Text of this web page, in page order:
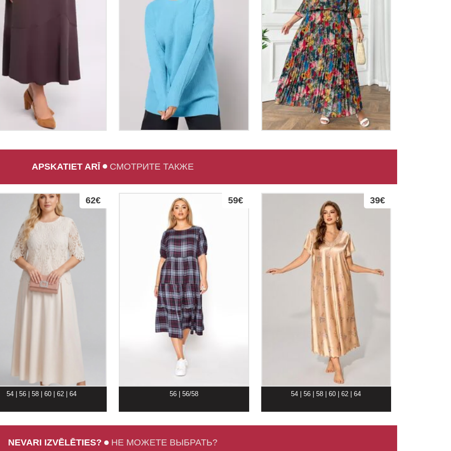
APSKATIET ARĪ СМОТРИТЕ ТАКЖЕ
62€
54 | 56 | 58 | 60 | 62 | 64
59€
56 | 56/58
39€
54 | 56 | 58 | 60 | 62 | 64
NEVARI IZVĒLĒTIES? НЕ МОЖЕТЕ ВЫБРАТЬ?